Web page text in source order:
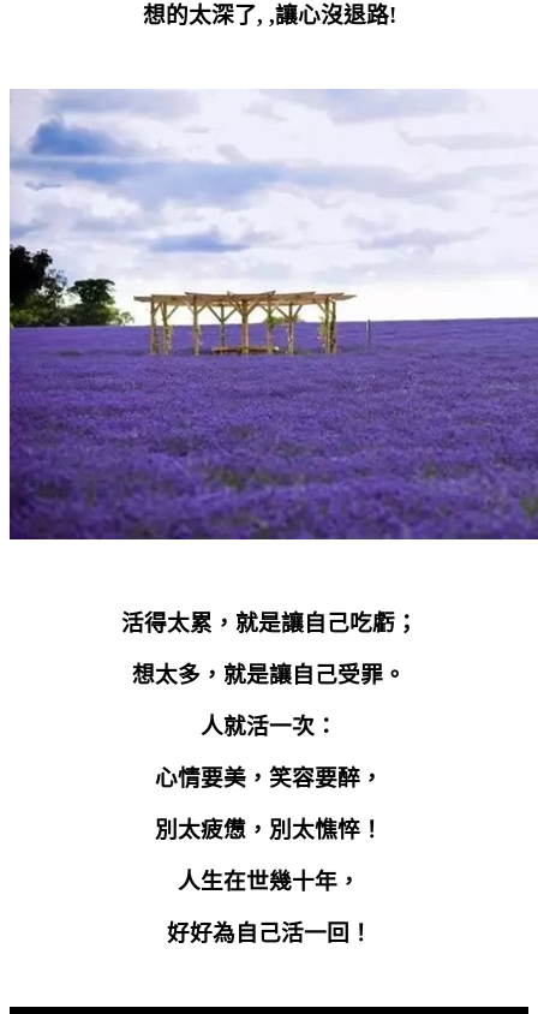
想的太深了, ,讓心沒退路!
活得太累，就是讓自己吃虧；
想太多，就是讓自己受罪。
人就活一次：
心情要美，笑容要醉，
別太疲憊，別太憔悴！
人生在世幾十年，
好好為自己活一回！